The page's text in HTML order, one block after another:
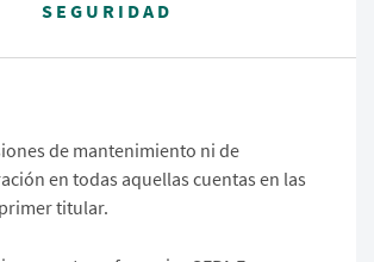
SEGURIDAD
de mantenimiento ni de
en todas aquellas cuentas en las
titular.